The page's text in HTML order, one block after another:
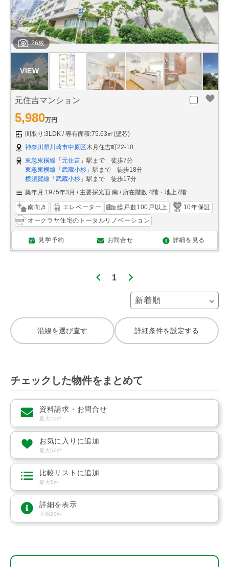
26枚
元住吉マンション
5,980万円
間取り:3LDK
専有面積:75.63㎡(壁芯)
神奈川県川崎市中原区木月住吉町22-10
東急東横線 「元住吉 」駅まで 徒歩7分
東急東横線 「武蔵小杉 」駅まで 徒歩18分
横須賀線 「武蔵小杉 」駅まで 徒歩17分
築年月:1975年3月
主要採光面:南 所在階数:4階・地上7階
南向き エレベーター 総戸数100戸以上
10年保証
オークラヤ住宅のトータルリノベーション
見学予約 お問合せ 詳細を見る
1
沿線を選び直す 詳細条件を設定する
チェックした物件をまとめて
資料請求・お問合せ
最大20件
お気に入りに追加
最大50件
比較リストに追加
最大5件
詳細を表示
上限20件